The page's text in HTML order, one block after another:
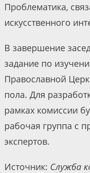
Проблематика,
искусственного
В завершение
задание по
Православной
пола. Для
рамках комиссии
рабочая группа с
экспертов.
Источник: Служба